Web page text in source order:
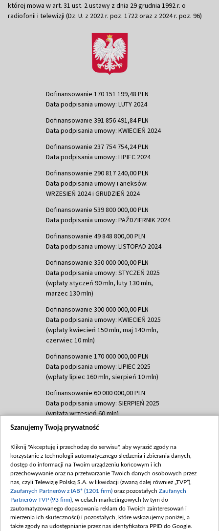
której mowa w art. 31 ust. 2 ustawy z dnia 29 grudnia 1992 r. o
radiofonii i telewizji (Dz. U. z 2022 r. poz. 1722 oraz z 2024 r. poz. 96)
Dofinansowanie 170 151 199,48 PLN
Data podpisania umowy: LUTY 2024
Dofinansowanie 391 856 491,84 PLN
Data podpisania umowy: KWIECIEŃ 2024
Dofinansowanie 237 754 754,24 PLN
Data podpisania umowy: LIPIEC 2024
Dofinansowanie 290 817 240,00 PLN
Data podpisania umowy i aneksów:
WRZESIEŃ 2024 i GRUDZIEŃ 2024
Dofinansowanie 539 800 000,00 PLN
Data podpisania umowy: PAŹDZIERNIK 2024
Dofinansowanie 49 848 800,00 PLN
Data podpisania umowy: LISTOPAD 2024
Dofinansowanie 350 000 000,00 PLN
Data podpisania umowy: STYCZEŃ 2025
(wpłaty styczeń 90 mln, luty 130 mln,
marzec 130 mln)
Dofinansowanie 300 000 000,00 PLN
Data podpisania umowy: KWIECIEŃ 2025
(wpłaty kwiecień 150 mln, maj 140 mln,
czerwiec 10 mln)
Dofinansowanie 170 000 000,00 PLN
Data podpisania umowy: LIPIEC 2025
(wpłaty lipiec 160 mln, sierpień 10 mln)
Dofinansowanie 60 000 000,00 PLN
Data podpisania umowy: SIERPIEŃ 2025
(wpłata wrzesień 60 mln)
Dofinansowanie 635 783 051,21 PLN
(wpłata wrzesień 100 mln, październik 350
mln, listopad 265 mln)
Dofinansowanie 48 862 000,00 PLN
Data podpisania umowy: GRUDZIEŃ 2025
(wpłata grudzień 60,548 mln)
Dofinansowanie 900 000 000,00 PLN
Data podpisania umowy: LUTY 2026 (wpłata
Szanujemy Twoją prywatność
Kliknij "Akceptuję i przechodzę do serwisu", aby wyrazić zgody na
korzystanie z technologii automatycznego śledzenia i zbierania danych,
dostęp do informacji na Twoim urządzeniu końcowym i ich
przechowywanie oraz na przetwarzanie Twoich danych osobowych przez
nas, czyli Telewizję Polską S.A. w likwidacji (zwaną dalej również „TVP”),
Zaufanych Partnerów z IAB* (1201 firm) oraz pozostałych Zaufanych
Partnerów TVP (93 firm) , w celach marketingowych (w tym do
zautomatyzowanego dopasowania reklam do Twoich zainteresowań i
mierzenia ich skuteczności) i pozostałych, które wskazujemy poniżej, a
także zgody na udostępnianie przez nas identyfikatora PPID do Google.